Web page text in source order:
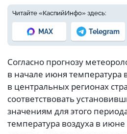
Читайте «КаспийИнфо» здесь:
MAX Telegram
Согласно прогнозу
в начале июня температура
в центральных регионах
соответствовать
значениям для этого
температура воздуха в июне